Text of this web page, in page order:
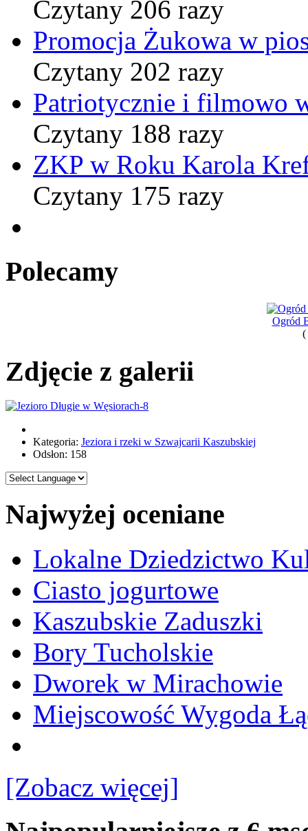
Czytany 206 razy
Promocja Żukowa w
Czytany 202 razy
Patriotycznie i filmowo
Czytany 188 razy
ZKP w Roku Karola
Czytany 175 razy
Polecamy
Ogród
(
Zdjęcie z galerii
Kategoria: Jeziora i rzeki w Szwajcarii Kaszubskiej
Odsłon: 158
Najwyżej oceniane
Lokalne Dziedzictwo
Ciasto jogurtowe
Kaszubskie Zaduszki
Bory Tucholskie
Dworek w Mirachowie
Miejscowość Wygoda
[Zobacz więcej]